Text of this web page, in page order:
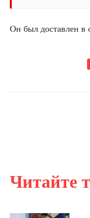
Читайте
Он был доставлен в